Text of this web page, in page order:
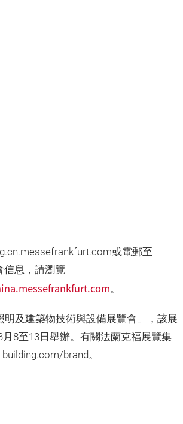
或電郵至
信息，請瀏覽
。
及建築物技術與設備展覽會」，該展
8至13日舉辦。有關法蘭克福展覽集
brand。